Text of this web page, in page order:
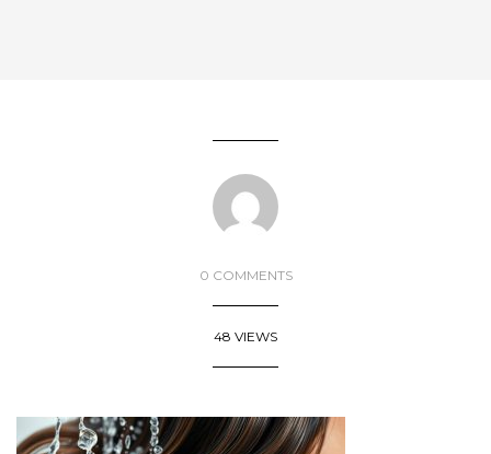
0 COMMENTS
48 VIEWS